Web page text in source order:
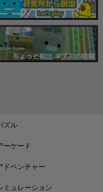
ズル
ーケード
ドベンチャー
ミュレーション